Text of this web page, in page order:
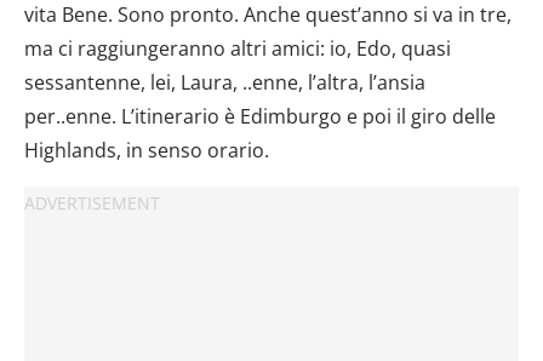
vita Bene. Sono pronto. Anche quest’anno si va in tre,
ma ci raggiungeranno altri amici: io, Edo, quasi
sessantenne, lei, Laura, ..enne, l’altra, l’ansia
per..enne. L’itinerario è Edimburgo e poi il giro delle
Highlands, in senso orario.